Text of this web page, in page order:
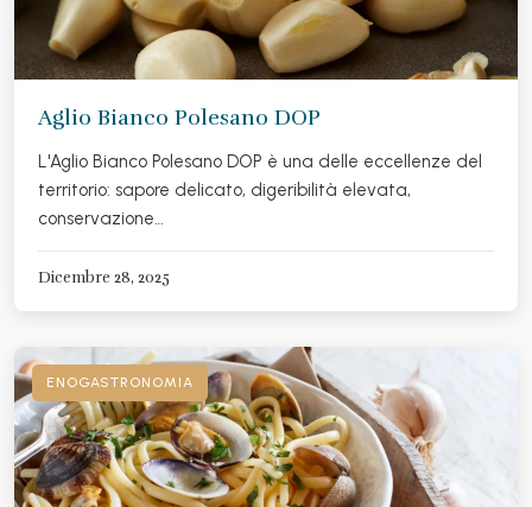
Aglio Bianco Polesano DOP
L'Aglio Bianco Polesano DOP è una delle eccellenze del
territorio: sapore delicato, digeribilità elevata,
conservazione…
Dicembre 28, 2025
ENOGASTRONOMIA